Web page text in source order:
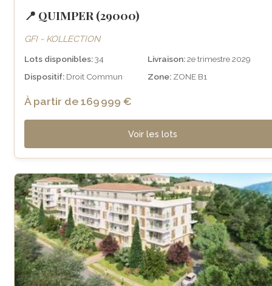
📍 QUIMPER (29000)
GFI - KOLLECTION
Lots disponibles:34 Livraison:2e trimestre 2029
Dispositif: Droit Commun Zone: ZONE B1
À partir de 169 999 €
Voir les lots